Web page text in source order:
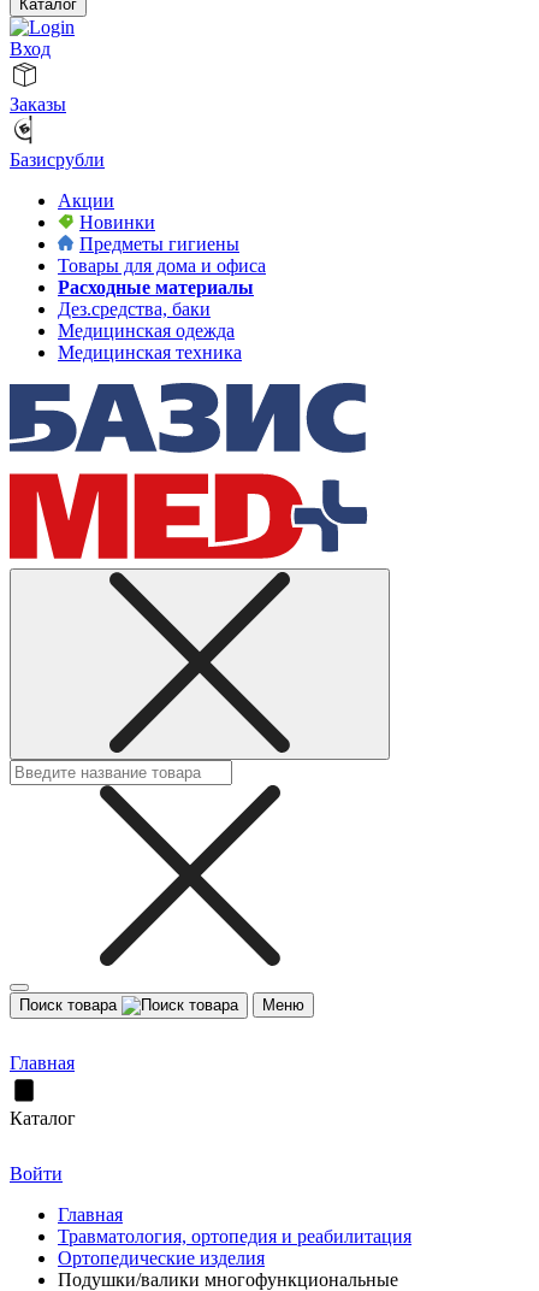
Каталог
Вход
Заказы
Базисрубли
Акции
Новинки
Предметы гигиены
Товары для дома и офиса
Расходные материалы
Дез.средства, баки
Медицинская одежда
Медицинская техника
Поиск товара Меню
Главная
Каталог
Войти
Главная
Травматология, ортопедия и реабилитация
Ортопедические изделия
Подушки/валики многофункциональные